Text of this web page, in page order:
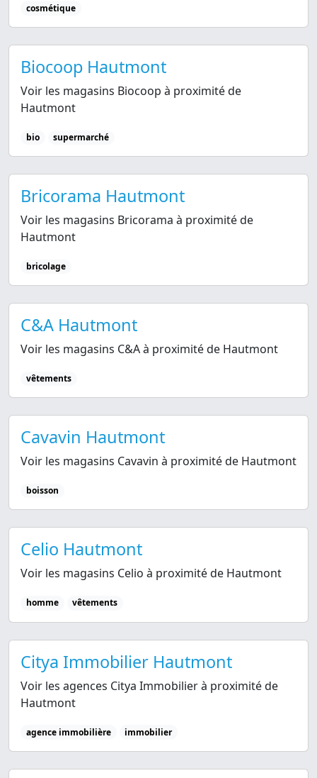
cosmétique
Biocoop Hautmont
Voir les magasins Biocoop à proximité de
Hautmont
bio supermarché
Bricorama Hautmont
Voir les magasins Bricorama à proximité de
Hautmont
bricolage
C&A Hautmont
Voir les magasins C&A à proximité de Hautmont
vêtements
Cavavin Hautmont
Voir les magasins Cavavin à proximité de Hautmont
boisson
Celio Hautmont
Voir les magasins Celio à proximité de Hautmont
homme vêtements
Citya Immobilier Hautmont
Voir les agences Citya Immobilier à proximité de
Hautmont
agence immobilière immobilier